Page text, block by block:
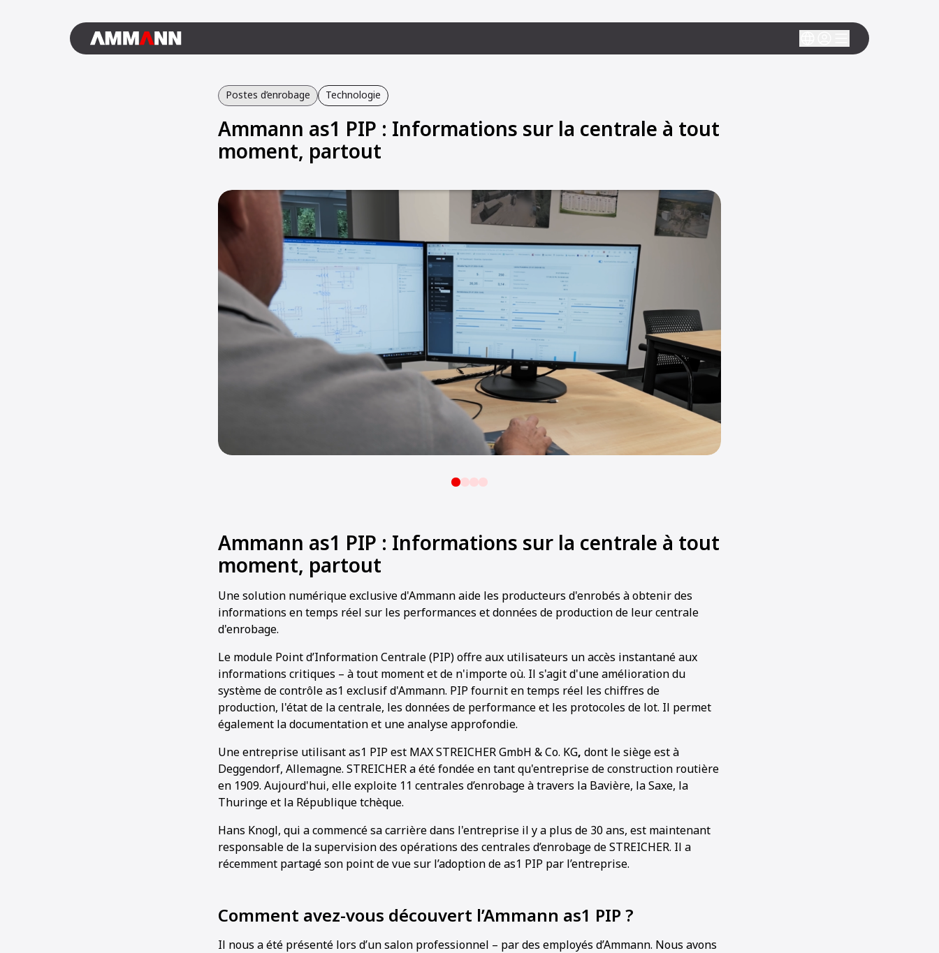
Postes d’enrobage Technologie
Ammann as1 PIP : Informations sur la centrale à tout
moment, partout
Ammann as1 PIP : Informations sur la centrale à tout
moment, partout
Une solution numérique exclusive d'Ammann aide les producteurs d'enrobés à obtenir des
informations en temps réel sur les performances et données de production de leur centrale
d'enrobage.
Le module Point d’Information Centrale (PIP) offre aux utilisateurs un accès instantané aux
informations critiques – à tout moment et de n'importe où. Il s'agit d'une amélioration du
système de contrôle as1 exclusif d'Ammann. PIP fournit en temps réel les chiffres de
production, l'état de la centrale, les données de performance et les protocoles de lot. Il permet
également la documentation et une analyse approfondie.
Une entreprise utilisant as1 PIP est MAX STREICHER GmbH & Co. KG, dont le siège est à
Deggendorf, Allemagne. STREICHER a été fondée en tant qu'entreprise de construction routière
en 1909. Aujourd'hui, elle exploite 11 centrales d’enrobage à travers la Bavière, la Saxe, la
Thuringe et la République tchèque.
Hans Knogl, qui a commencé sa carrière dans l'entreprise il y a plus de 30 ans, est maintenant
responsable de la supervision des opérations des centrales d’enrobage de STREICHER. Il a
récemment partagé son point de vue sur l’adoption de as1 PIP par l’entreprise.
Comment avez-vous découvert l’Ammann as1 PIP ?
Il nous a été présenté lors d’un salon professionnel – par des employés d’Ammann. Nous avons